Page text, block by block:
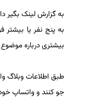
به گزارش لینک بگیر
به پنج نفر یا بیشتر
بیشتری درباره
طبق اطلاعات وبلاگ
جو کنند و واتساپ خود